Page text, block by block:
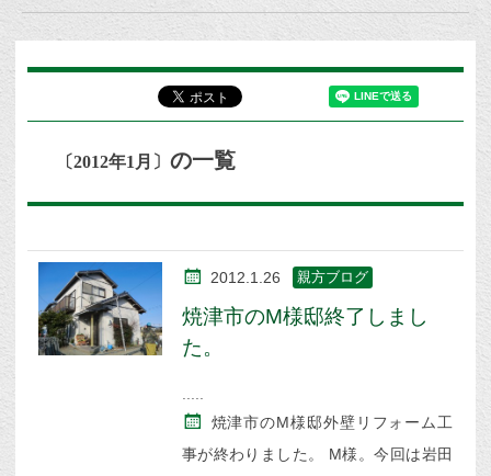
〔2012年1月〕の一覧
2012.1.26 親方ブログ
焼津市のM様邸終了しまし
た。
焼津市のM様邸外壁リフォーム工
事が終わりました。 M様。今回は岩田